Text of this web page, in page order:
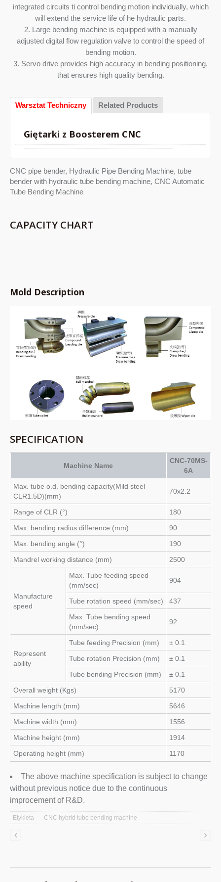
integrated circuits ti control bending motion individually, which
will extend the service life of he hydraulic parts.
2. Large bending machine is equipped with a manually
adjusted digital flow regulation valve to control the speed of
bending motion.
3. Servo drive provides high accuracy in bending positioning,
that ensures high quality bending.
Warsztat Techniczny Related Products
Giętarki z Boosterem CNC
CNC pipe bender, Hydraulic Pipe Bending Machine, tube
bender with hydraulic tube bending machine, CNC Automatic
Tube Bending Machine
CAPACITY CHART
Mold Description
SPECIFICATION
Machine Name
CNC-70MS-
6A
Max. tube o.d. bending capacity(Mild steel
CLR1.5D)(mm)
70x2.2
Range of CLR (°)
180
Max. bending radius difference (mm)
90
Max. bending angle (°)
190
Mandrel working distance (mm)
2500
Manufacture
speed
Max. Tube feeding speed
(mm/sec)
904
Tube rotation speed (mm/sec)
437
Max. Tube bending speed
(mm/sec)
92
Represent
ability
Tube feeding Precision (mm)
± 0.1
Tube rotation Precision (mm)
± 0.1
Tube bending Precision (mm)
± 0.1
Overall weight (Kgs)
5170
Machine length (mm)
5646
Machine width (mm)
1556
Machine height (mm)
1914
Operating height (mm)
1170
The above machine specification is subject to change
without previous notice due to the continuous
improcement of R&D.
Etykieta CNC hybrid tube bending machine